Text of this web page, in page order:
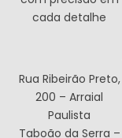
cada detalhe
Rua Ribeirão Preto,
200 – Arraial
Paulista
Taboão da Serra –